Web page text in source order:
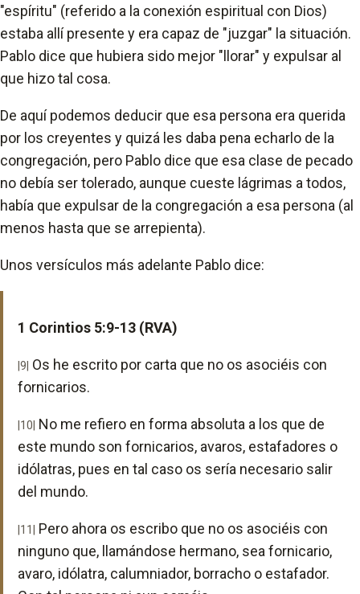
"espíritu" (referido a la conexión espiritual con Dios)
estaba allí presente y era capaz de "juzgar" la situación.
Pablo dice que hubiera sido mejor "llorar" y expulsar al
que hizo tal cosa.
De aquí podemos deducir que esa persona era querida
por los creyentes y quizá les daba pena echarlo de la
congregación, pero Pablo dice que esa clase de pecado
no debía ser tolerado, aunque cueste lágrimas a todos,
había que expulsar de la congregación a esa persona (al
menos hasta que se arrepienta).
Unos versículos más adelante Pablo dice:
1 Corintios 5:9-13 (RVA)
|9| Os he escrito por carta que no os asociéis con
fornicarios.
|10| No me refiero en forma absoluta a los que de
este mundo son fornicarios, avaros, estafadores o
idólatras, pues en tal caso os sería necesario salir
del mundo.
|11|
Pero ahora os escribo que no os asociéis con
ninguno que, llamándose hermano, sea fornicario,
avaro, idólatra, calumniador, borracho o estafador.